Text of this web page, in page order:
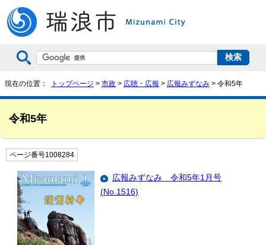
現在の位置： トップページ > 市政 > 広聴・広報 > 広報みずなみ > 令和5年
令和5年
ページ番号1008284
広報みずなみ 令和5年1月号
(No.1516)